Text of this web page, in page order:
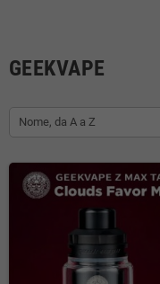
GEEKVAPE
Nome, da A a Z